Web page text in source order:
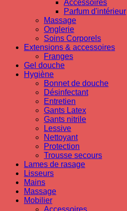
Accessoires
Parfum d'intérieur
Massage
Onglerie
Soins Corporels
Extensions & accessoires
Franges
Gel douche
Hygiène
Bonnet de douche
Désinfectant
Entretien
Gants Latex
Gants nitrile
Lessive
Nettoyant
Protection
Trousse secours
Lames de rasage
Lisseurs
Mains
Massage
Mobilier
Accessoires